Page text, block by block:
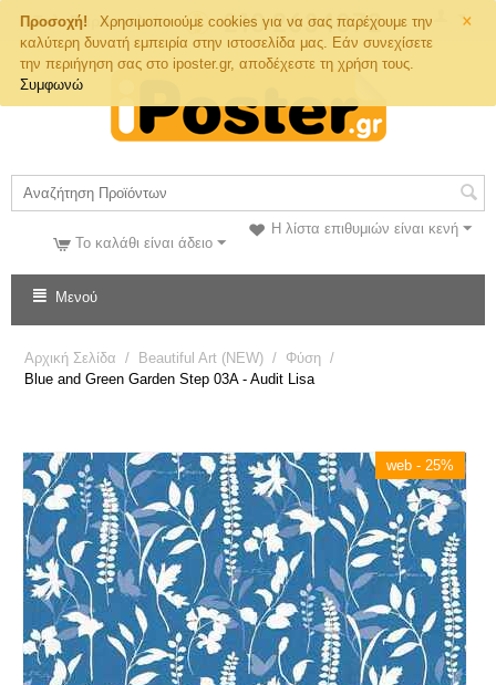
×
Προσοχή!
Χρησιμοποιούμε cookies για να σας παρέχουμε την
καλύτερη δυνατή εμπειρία στην ιστοσελίδα μας. Εάν συνεχίσετε
την περιήγηση σας στο iposter.gr, αποδέχεστε τη χρήση τους.
Συμφωνώ
Τηλ. Παραγγελιών
Η λίστα επιθυμιών είναι κενή
Το καλάθι είναι άδειο
Μενού
Αρχική Σελίδα / Beautiful Art (NEW) / Φύση /
Blue and Green Garden Step 03A - Audit Lisa
web - 25%